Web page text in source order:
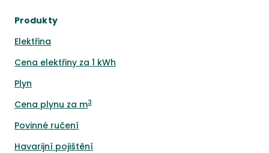
Produkty
Elektřina
Cena elektřiny za 1 kWh
Plyn
Cena plynu za m3
Povinné ručení
Havarijní pojištění